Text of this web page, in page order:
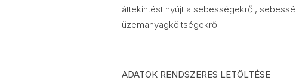
áttekintést nyújt a sebességekről,
üzemanyagköltségekről.
ADATOK RENDSZERES LETÖLTÉSE